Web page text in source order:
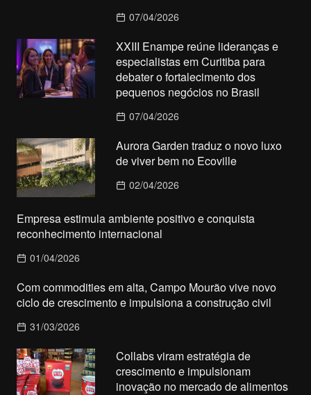
07/04/2026
XXIII Enampe reúne lideranças e
especialistas em Curitiba para
debater o fortalecimento dos
pequenos negócios no Brasil
07/04/2026
Aurora Garden traduz o novo luxo
de viver bem no Ecoville
02/04/2026
Empresa estimula ambiente positivo e conquista
reconhecimento internacional
01/04/2026
Com commodities em alta, Campo Mourão vive novo
ciclo de crescimento e impulsiona a construção civil
31/03/2026
Collabs viram estratégia de
crescimento e impulsionam
inovação no mercado de alimentos